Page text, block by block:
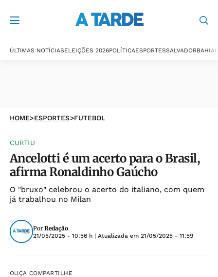
ÚLTIMAS NOTÍCIASELEIÇÕES 2026POLÍTICAESPORTESSALVADORBAHIA
HOME>ESPORTES>FUTEBOL
CURTIU
Ancelotti é um acerto para o Brasil,
afirma Ronaldinho Gaúcho
O "bruxo" celebrou o acerto do italiano, com quem
já trabalhou no Milan
Por Redação
21/05/2025 - 10:56 h | Atualizada em 21/05/2025 - 11:59
OUÇA COMPARTILHE